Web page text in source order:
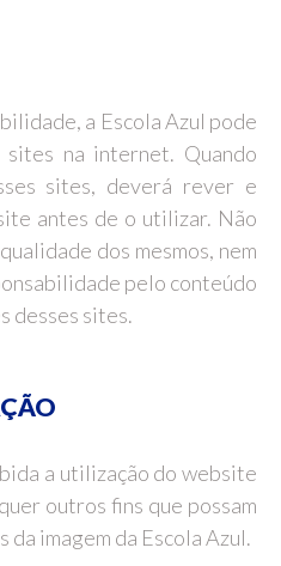
a Escola Azul pode
na internet. Quando
sites, deverá rever e
antes de o utilizar. Não
dos mesmos, nem
pelo conteúdo
desses sites.
a utilização do website
outros fins que possam
imagem da Escola Azul.